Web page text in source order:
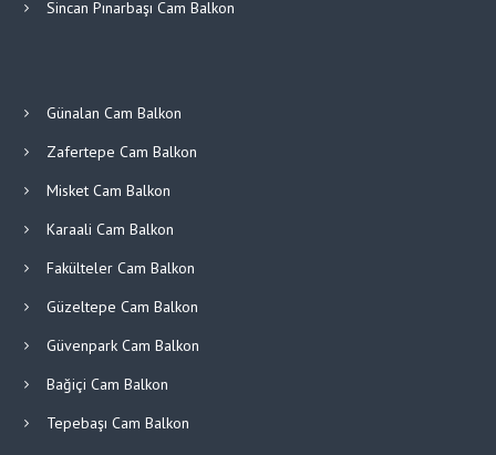
Sincan Pınarbaşı Cam Balkon
Günalan Cam Balkon
Zafertepe Cam Balkon
Misket Cam Balkon
Karaali Cam Balkon
Fakülteler Cam Balkon
Güzeltepe Cam Balkon
Güvenpark Cam Balkon
Bağiçi Cam Balkon
Tepebaşı Cam Balkon